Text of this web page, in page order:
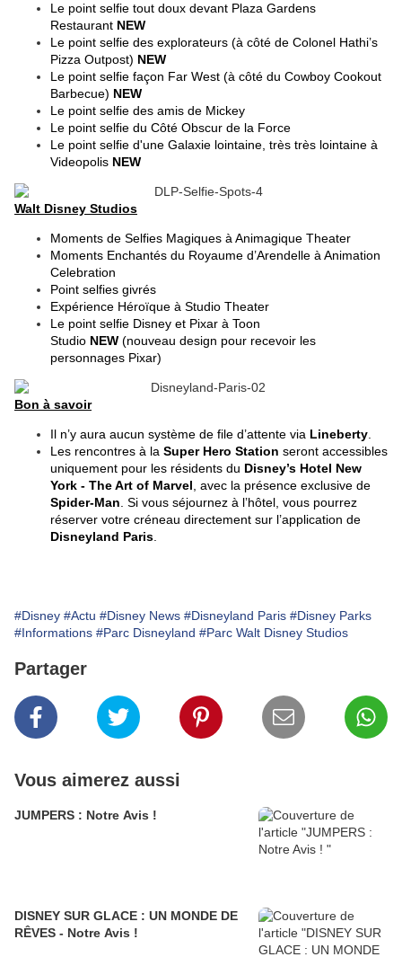
Le point selfie tout doux devant Plaza Gardens
Restaurant NEW
Le point selfie des explorateurs (à côté de Colonel Hathi’s
Pizza Outpost) NEW
Le point selfie façon Far West (à côté du Cowboy Cookout
Barbecue) NEW
Le point selfie des amis de Mickey
Le point selfie du Côté Obscur de la Force
Le point selfie d'une Galaxie lointaine, très très lointaine à
Videopolis NEW
Walt Disney Studios
Moments de Selfies Magiques à Animagique Theater
Moments Enchantés du Royaume d’Arendelle à Animation
Celebration
Point selfies givrés
Expérience Héroïque à Studio Theater
Le point selfie Disney et Pixar à Toon
Studio NEW (nouveau design pour recevoir les
personnages Pixar)
Bon à savoir
Il n’y aura aucun système de file d’attente via Lineberty
Les rencontres à la Super Hero Station seront accessibles
uniquement pour les résidents du Disney’s Hotel New
York - The Art of Marvel , avec la présence exclusive de
Spider-Man . Si vous séjournez à l’hôtel, vous pourrez
réserver votre créneau directement sur l’application de
Disneyland Paris
#Disney #Actu #Disney News #Disneyland Paris #Disney Parks
#Informations #Parc Disneyland #Parc Walt Disney Studios
Partager
Vous aimerez aussi
JUMPERS : Notre Avis !
DISNEY SUR GLACE : UN MONDE DE
RÊVES - Notre Avis !